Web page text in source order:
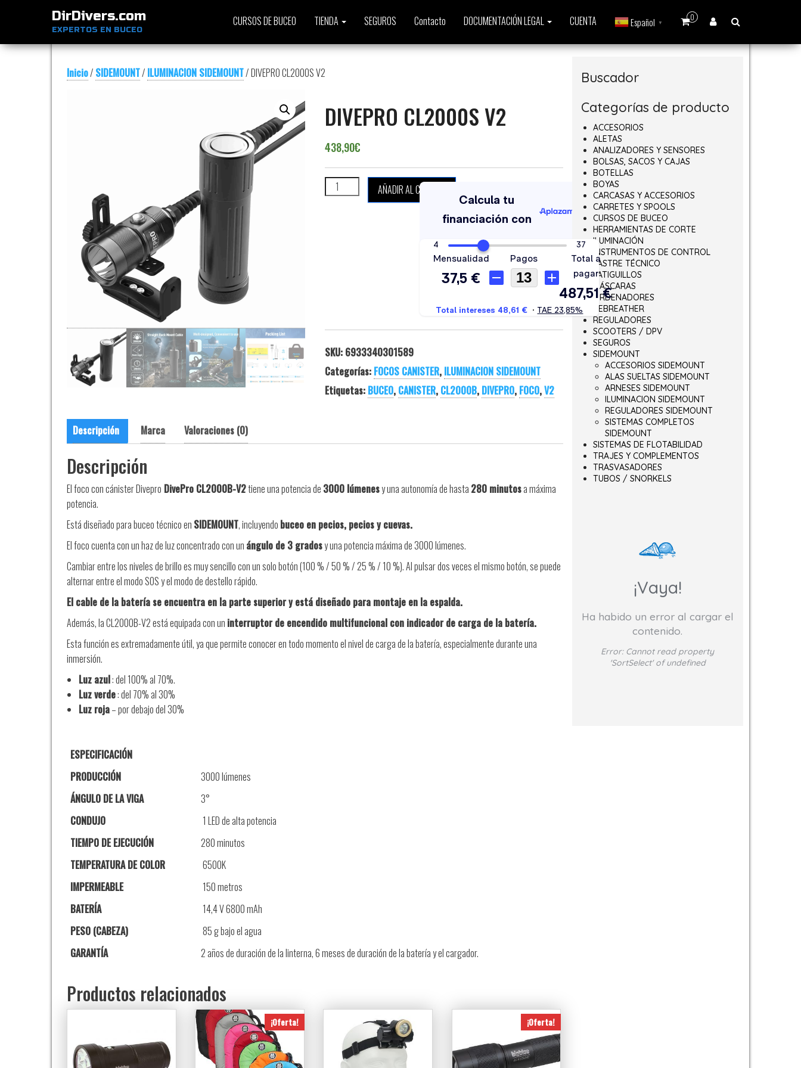
DirDivers.com
EXPERTOS EN BUCEO
0
CURSOS DE BUCEO TIENDA SEGUROS Contacto DOCUMENTACIÓN LEGAL CUENTA Español ▼
Inicio/ SIDEMOUNT/ ILUMINACION SIDEMOUNT/ DIVEPRO CL2000S V2
DIVEPRO CL2000S V2
438,90€
DIVEPRO CL2000S V2 cantidad
AÑADIR AL CARRITO
SKU: 6933340301589
Categorías: FOCOS CANISTER, ILUMINACION SIDEMOUNT
Etiquetas: BUCEO, CANISTER, CL2000B, DIVEPRO, FOCO,V2
Descripción Marca Valoraciones (0)
Descripción
El foco con cánister Divepro DivePro CL2000B-V2tiene una potencia de 3000 lúmenesy una autonomía de hasta 280 minutosa máxima
potencia.
Está diseñado para buceo técnico en SIDEMOUNT, incluyendo buceo en pecios, pecios y cuevas.
El foco cuenta con un haz de luz concentrado con un ángulo de 3 gradosy una potencia máxima de 3000 lúmenes.
Cambiar entre los niveles de brillo es muy sencillo con un solo botón (100 % / 50 % / 25 % / 10 %). Al pulsar dos veces el mismo botón, se puede
alternar entre el modo SOS y el modo de destello rápido.
El cable de la batería se encuentra en la parte superior y está diseñado para montaje en la espalda.
Además, la CL2000B-V2 está equipada con un interruptor de encendido multifuncional con indicador de carga de la batería.
Esta función es extremadamente útil, ya que permite conocer en todo momento el nivel de carga de la batería, especialmente durante una
inmersión.
Luz azul: del 100% al 70%.
Luz verde: del 70% al 30%
Luz roja– por debajo del 30%
ESPECIFICACIÓN
PRODUCCIÓN
3000 lúmenes
ÁNGULO DE LA VIGA
3°
CONDUJO
1 LED de alta potencia
TIEMPO DE EJECUCIÓN
280 minutos
TEMPERATURA DE COLOR
6500K
IMPERMEABLE
150 metros
BATERÍA
14,4 V 6800 mAh
PESO (CABEZA)
85 g bajo el agua
GARANTÍA
2 años de duración de la linterna, 6 meses de duración de la batería y el cargador.
Productos relacionados
¡Oferta! ¡Oferta!
Buscador
Categorías de producto
ACCESORIOS
ALETAS
ANALIZADORES Y SENSORES
BOLSAS, SACOS Y CAJAS
BOTELLAS
BOYAS
CARCASAS Y ACCESORIOS
CARRETES Y SPOOLS
CURSOS DE BUCEO
HERRAMIENTAS DE CORTE
ILUMINACIÓN
INSTRUMENTOS DE CONTROL
LASTRE TÉCNICO
LATIGUILLOS
MÁSCARAS
ORDENADORES
REBREATHER
REGULADORES
SCOOTERS / DPV
SEGUROS
SIDEMOUNT
ACCESORIOS SIDEMOUNT
ALAS SUELTAS SIDEMOUNT
ARNESES SIDEMOUNT
ILUMINACION SIDEMOUNT
REGULADORES SIDEMOUNT
SISTEMAS COMPLETOS
SIDEMOUNT
SISTEMAS DE FLOTABILIDAD
TRAJES Y COMPLEMENTOS
TRASVASADORES
TUBOS / SNORKELS
¡Vaya!
Ha habido un error al cargar el
contenido.
Error: Cannot read property
'SortSelect' of undefined